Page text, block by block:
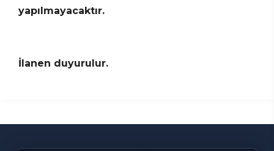
yapılmayacaktır.
İlanen duyurulur.